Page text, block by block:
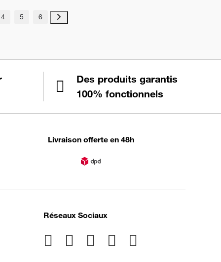
4 5 6
Des produits garantis
100% fonctionnels
Livraison offerte en 48h
Réseaux Sociaux